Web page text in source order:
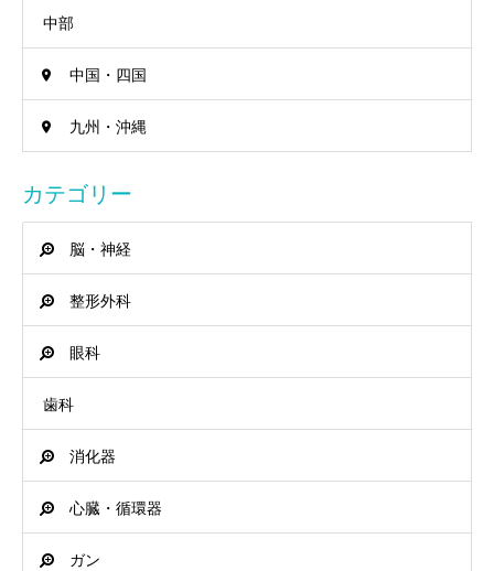
中部
中国・四国
九州・沖縄
カテゴリー
脳・神経
整形外科
眼科
歯科
消化器
心臓・循環器
ガン